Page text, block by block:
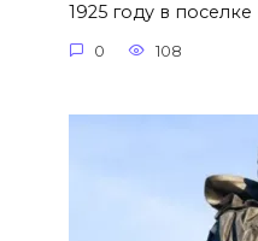
1925 году в поселке
0 108